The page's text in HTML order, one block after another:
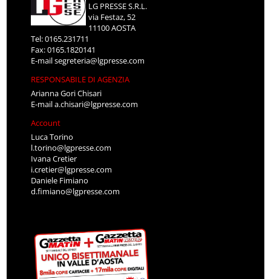
LG PRESSE S.R.L.
via Festaz, 52
11100 AOSTA
Tel: 0165.231711
Fax: 0165.1820141
E-mailsegreteria@lgpresse.com
RESPONSABILE DI AGENZIA
Arianna Gori Chisari
E-maila.chisari@lgpresse.com
Account
Luca Torino
l.torino@lgpresse.com
Ivana Cretier
i.cretier@lgpresse.com
Daniele Fimiano
d.fimiano@lgpresse.com